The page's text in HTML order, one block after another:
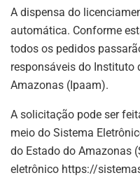
A dispensa do
automática. Conforme
todos os pedidos
responsáveis do Instituto
Amazonas (Ipaam).
A solicitação pode ser
meio do Sistema
do Estado do Amazonas
eletrônico https://